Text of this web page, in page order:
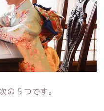
の５つです。